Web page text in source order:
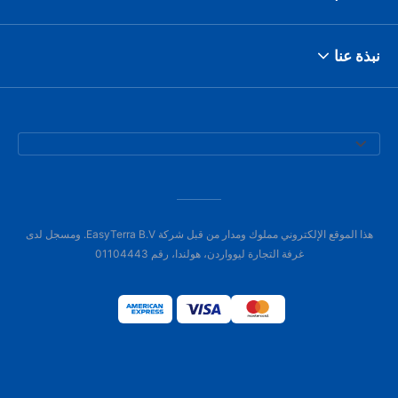
نبذة عنا
هذا الموقع الإلكتروني مملوك ومدار من قبل شركة EasyTerra B.V. ومسجل لدى
غرفة التجارة ليوواردن، هولندا، رقم 01104443